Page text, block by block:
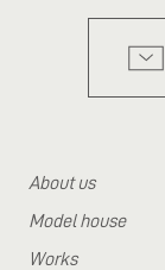
About us
Model house
Works